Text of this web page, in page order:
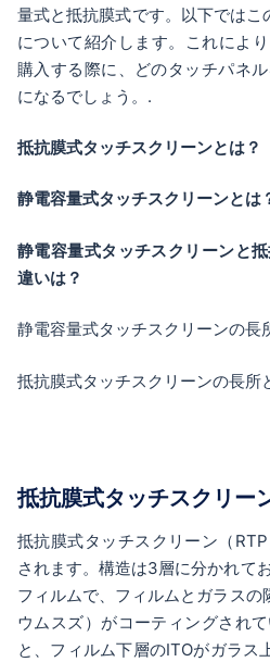
量式と抵抗膜式です。以下では
について紹介します。これによ
購入する際に、どのタッチパネ
になるでしょう。.
抵抗膜式タッチスクリーンとは？
静電容量式タッチスクリーンとは
静電容量式タッチスクリーンと
違いは？
静電容量式タッチスクリーンの長
抵抗膜式タッチスクリーンの長所
抵抗膜式タッチスクリー
抵抗膜式タッチスクリーン（
されます。構造は3層に分かれて
フィルムで、フィルムとガラスの
ウムスズ）がコーティングされ
と、フィルム下層のITOがガラス